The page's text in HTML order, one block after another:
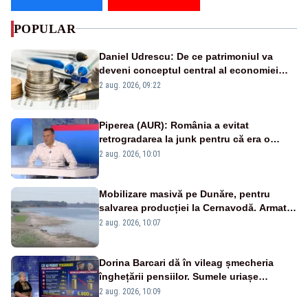
POPULAR
Daniel Udrescu: De ce patrimoniul va
deveni conceptul central al economiei
viitoare?
2 aug. 2026, 09:22
Piperea (AUR): România a evitat
retrogradarea la junk pentru că era o
catastrofă pentru bănci și fondurile de
2 aug. 2026, 10:01
Mobilizare masivă pe Dunăre, pentru
salvarea producției la Cernavodă. Armata
va detona o stâncă și va devia apa
2 aug. 2026, 10:07
Dorina Barcari dă în vileag șmecheria
înghețării pensiilor. Sumele uriașe
pierdute de fiecare român
2 aug. 2026, 10:09